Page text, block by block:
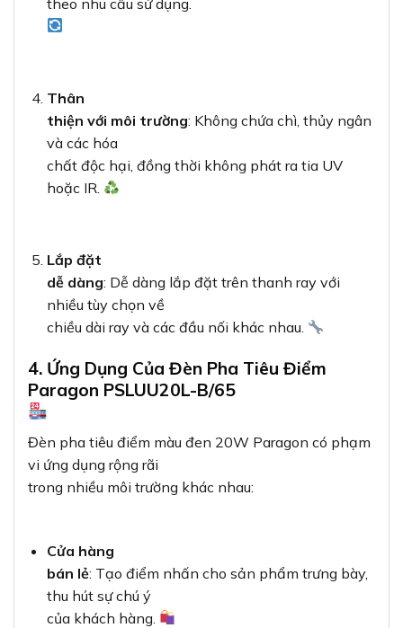
Thân
thiện với môi trường: Không chứa chì, thủy ngân
và các hóa
chất độc hại, đồng thời không phát ra tia UV
hoặc IR.
Lắp đặt
dễ dàng: Dễ dàng lắp đặt trên thanh ray với
nhiều tùy chọn về
chiều dài ray và các đầu nối khác nhau.
4. Ứng Dụng Của Đèn Pha Tiêu Điểm
Paragon PSLUU20L-B/65
Đèn pha tiêu điểm màu đen 20W Paragon có phạm
vi ứng dụng rộng rãi
trong nhiều môi trường khác nhau:
Cửa hàng
bán lẻ: Tạo điểm nhấn cho sản phẩm trưng bày,
thu hút sự chú ý
của khách hàng.